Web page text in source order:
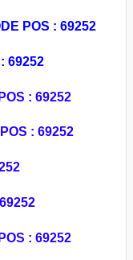
POS : 69252
69252
: 69252
: 69252
: 69252